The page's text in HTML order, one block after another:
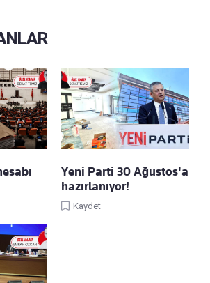
Yeni Parti 30 Ağustos'a
hazırlanıyor!
Kaydet